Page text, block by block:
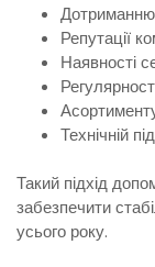
Репутації
Наявності
Технічній
Такий підхід
забезпечити
усього року.